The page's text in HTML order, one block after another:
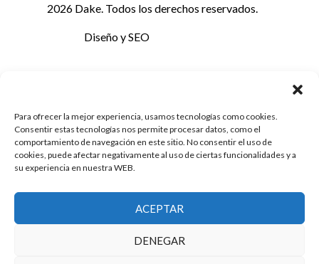
Para ofrecer la mejor experiencia, usamos tecnologías como cookies.
Consentir estas tecnologías nos permite procesar datos, como el
comportamiento de navegación en este sitio. No consentir el uso de
cookies, puede afectar negativamente al uso de ciertas funcionalidades y a
su experiencia en nuestra WEB.
ACEPTAR
DENEGAR
2026 Dake. Todos los derechos reservados.
Diseño y SEO